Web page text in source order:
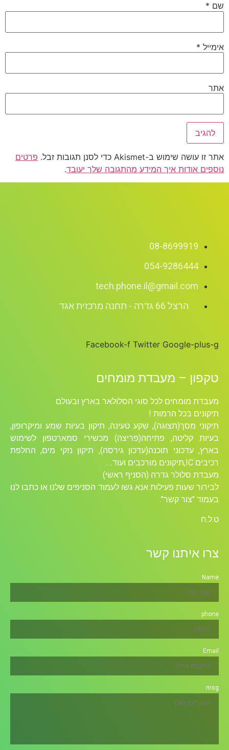
שם *
אימייל *
אתר
אתר זו עושה שימוש ב-Akismet כדי לסנן תגובות זבל.
פרטים
נוספים אודות איך המידע מהתגובה שלך יעובד.
08-8699919
054-9286444
tech.phone.il@gmail.com
הרצל 66 גדרה - תחנה מרכזית אגד
Facebook-f Twitter Google-plus-g
טקפון – מעבדת מומחים
מעבדת מומחים לכל סוגי הסלולאר בארץ ובעולם
תיקונים בכל הרמות !
תיקוני מסך(תצוגה), שקע טעינה, תיקון בעיות שמע ומיקרופון,
בעיות קליטה, פתיחה(פריצה) מכשירי סמארטפון לשימוש
בארץ, עדכוני תוכנה(עדכון גירסה), תיקון נזקי מים, החלפת
רכיבים ICׁ,תיקונים מורכבים ועוד….
מעבדת סלולר גדרה (הסניף ראשי)
לבירור שעות פעילות אנא גשו לעמוד הסניפים שלנו או כתבו לנו
בעמוד "צור קשר".
ט.ל.ח
צרו איתנו קשר
Name
phone
Email
msg